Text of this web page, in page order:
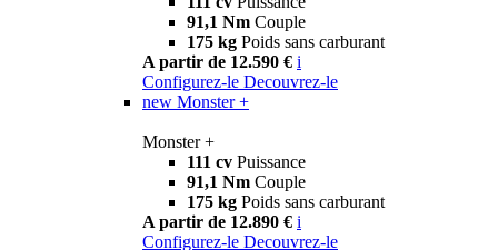
91,1 Nm Couple
175 kg Poids sans carburant
A partir de 12.590 € i
Configurez-le Decouvrez-le
new Monster +
Monster +
111 cv Puissance
91,1 Nm Couple
175 kg Poids sans carburant
A partir de 12.890 € i
Configurez-le Decouvrez-le